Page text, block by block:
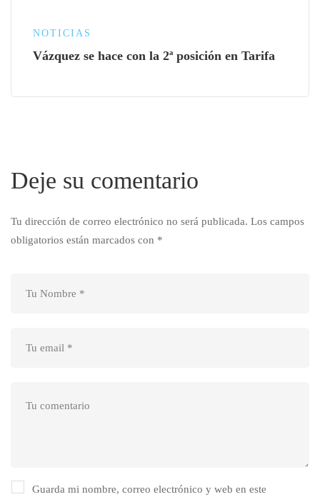
NOTICIAS
Vázquez se hace con la 2ª posición en Tarifa
Deje su comentario
Tu dirección de correo electrónico no será publicada. Los campos
obligatorios están marcados con *
Guarda mi nombre, correo electrónico y web en este